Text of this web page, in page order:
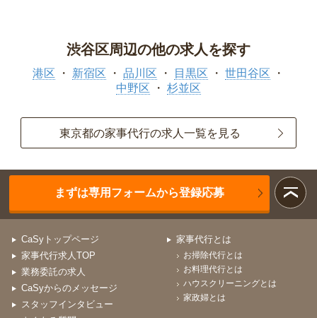
渋谷区周辺の他の求人を探す
港区 新宿区 品川区 目黒区
世田谷区
中野区
杉並区
東京都の家事代行の求人一覧を見る
まずは専用フォームから登録応募
CaSyトップページ
家事代行求人TOP
業務委託の求人
CaSyからのメッセージ
スタッフインタビュー
家事代行とは
お掃除代行とは
お料理代行とは
ハウスクリーニングとは
家政婦とは